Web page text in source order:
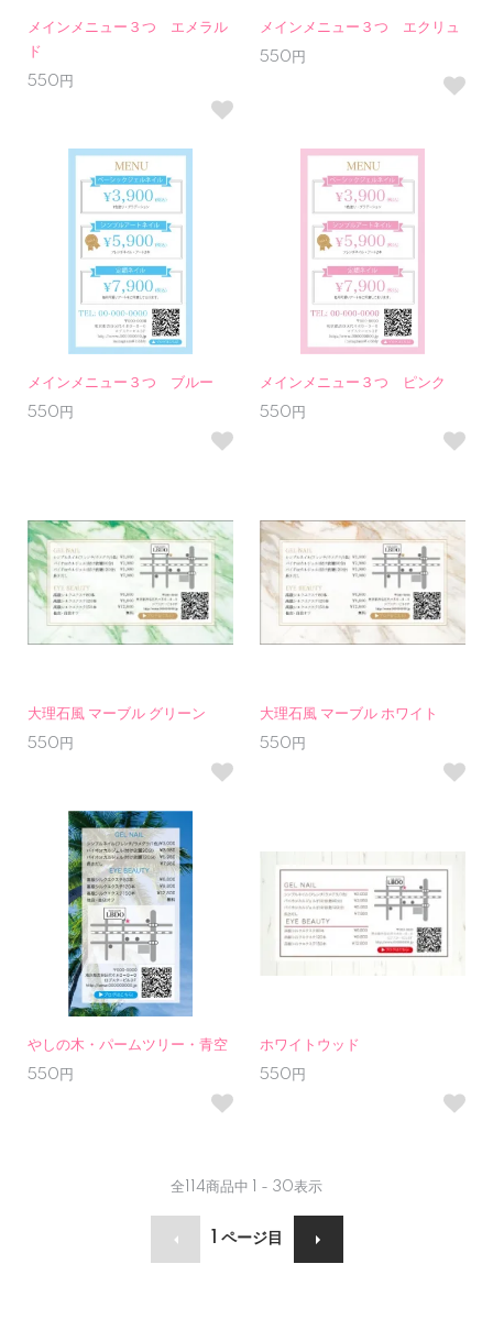
メインメニュー３つ エメラル
ド
550円
メインメニュー３つ エクリュ
550円
メインメニュー３つ ブルー
550円
メインメニュー３つ ピンク
550円
大理石風 マーブル グリーン
550円
大理石風 マーブル ホワイト
550円
やしの木・パームツリー・青空
550円
ホワイトウッド
550円
全 114商品中 1 - 30表示
ページ目